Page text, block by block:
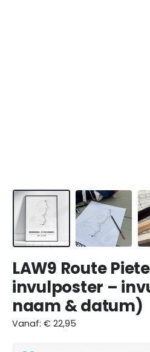
LAW9 Route
invulposter –
naam & datum)
Vanaf: € 22,95